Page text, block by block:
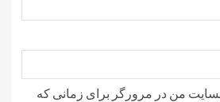
من در مرورگر برای زمانی که